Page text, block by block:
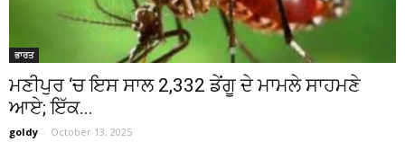
ਭਾਰਤ
ਮਣੀਪੁਰ ‘ਚ ਇਸ ਸਾਲ 2,332 ਡੇਂਗੂ ਦੇ ਮਾਮਲੇ ਸਾਹਮਣੇ
ਆਏ; ਇੱਕ...
goldy - October 13, 2025